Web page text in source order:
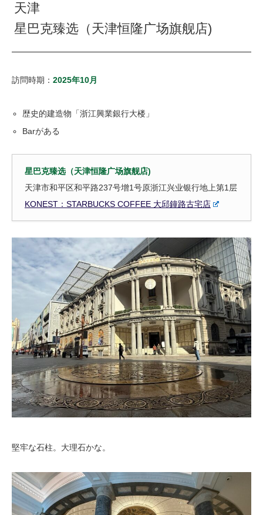
天津
星巴克臻选（天津恒隆广场旗舰店)
訪問時期： 2025年10月
歴史的建造物「浙江興業銀行大楼」
Barがある
星巴克臻选（天津恒隆广场旗舰店)
天津市和平区和平路237号增1号原浙江兴业银行地上第1层
KONEST：STARBUCKS COFFEE 大邱鐘路古宅店
堅牢な石柱。大理石かな。